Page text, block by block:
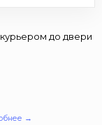
до двери
→